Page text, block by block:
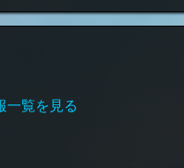
一覧を見る